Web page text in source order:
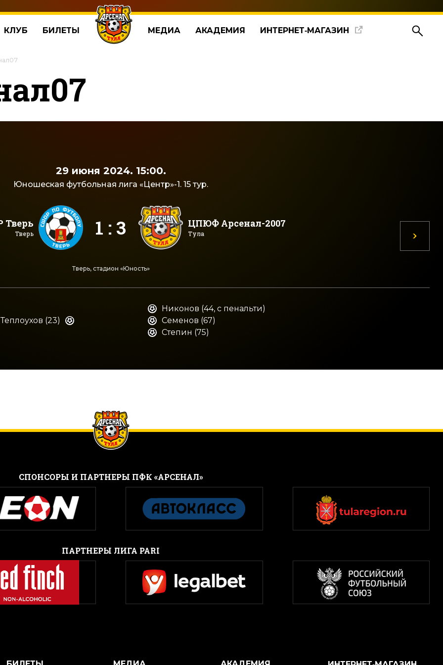
КЛУБ БИЛЕТЫ МЕДИА АКАДЕМИЯ ИНТЕРНЕТ‑МАГАЗИН
29 июня 2024. 15:00.
Юношеская футбольная лига «Центр»-1. 15 тур.
Тверь
Тверь 1 : 3 ЦПЮФ Арсенал-2007
Тула
Тверь, стадион «Юность»
Теплоухов (23)
Никонов (44, с пенальти)
Семенов (67)
Степин (75)
CПОНСОРЫ И ПАРТНЕРЫ ПФК «АРСЕНАЛ»
ПАРТНЕРЫ ЛИГА PARI